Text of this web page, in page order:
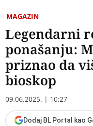
MAGAZIN
Legendarni
ponašanju:
priznao da
bioskop
09.06.2025. | 10:27
Dodaj BL Portal kao